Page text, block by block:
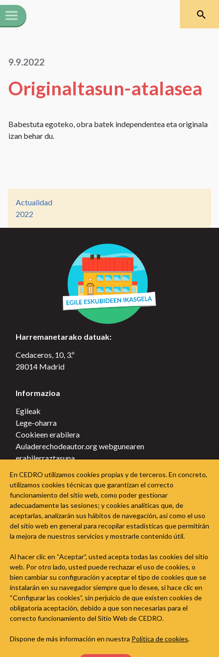
Actualidad
2022
9.9.2022
Originaltasun-atalasea
Babestuta egoteko, obra batek independentea eta originala
izan behar du.
Harremanetarako datuak:
Cedaceros, 10, 3.º
28014 Madrid
Informazioa
Egileak
Lege-oharra
Cookieen erabilera
Auladerechodeautor.org webgunearen
erabilerraztasuna
Política de cookies
Jarraitu Egile Eskubideen Ikasgelari sare sozialetan
En CEDRO utilizamos cookies propias y de terceros. En concreto,
utilizamos cookies técnicas que garantizan el correcto
funcionamiento del sitio web, como poder gestionar
adecuadamente las sesiones; y cookies analíticas que, de
aceptarlas, analizarán sus hábitos de navegación, así como el uso
del sitio web en general para recopilar estadísticas que permitirán
la mejora de nuestros servicios y mostrarle contenido útil.
Al hacer clic en “Aceptar”, usted acepta todas las cookies del sitio
web. Por otro lado, usted puede rechazar el uso de cookies, o
bien cambiar su configuración y aceptar el tipo de cookies que se
instalarán en su navegador siempre que lo desee, si hace clic en
“Configurar las cookies”, sin perjuicio de que existen cookies de
obligatoria aceptación, debido a que son necesarias para el
correcto funcionamiento del Sitio Web de CEDRO.
Dispone de más información en nuestra Política de cookies.